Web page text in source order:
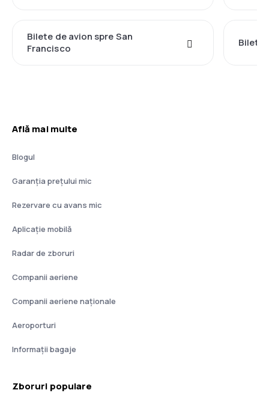
Bilete de avion spre San
Francisco
Bilete
Află mai multe
Blogul
Garanția prețului mic
Rezervare cu avans mic
Aplicație mobilă
Radar de zboruri
Companii aeriene
Companii aeriene naţionale
Aeroporturi
Informații bagaje
Zboruri populare